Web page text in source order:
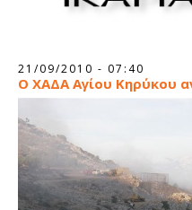
21/09/2010 - 07:40
Ο ΧΑΔΑ Αγίου Κηρύκου